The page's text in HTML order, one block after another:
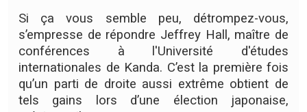
Si ça vous semble peu, détrompez-vous,
s’empresse de répondre Jeffrey Hall, maître de
conférences à l'Université d'études
internationales de Kanda. C’est la première fois
qu’un parti de droite aussi extrême obtient de
tels gains lors d’une élection japonaise,